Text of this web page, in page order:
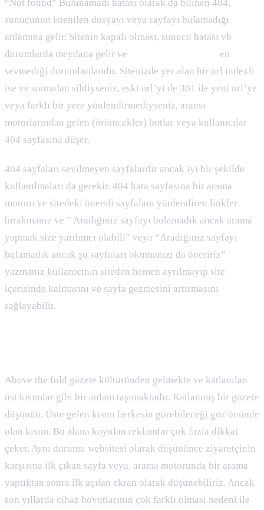
“Not found” Bulunamadı hatası olarak da bilinen 404,
sunucunun istenilen dosyayı veya sayfayı bulamadığı
anlamına gelir. Sitenin kapalı olması, sunucu hatası vb
durumlarda meydana gelir ve
en
sevmediği durumlardandır. Sitenizde yer alan bir url indexli
ise ve sonradan sildiyseniz, eski url’yi de 301 ile yeni url’ye
veya farklı bir yere yönlendirmediyseniz, arama
motorlarından gelen (örümcekler) botlar veya kullanıcılar
404 sayfasına düşer.
404 sayfaları sevilmeyen sayfalardır ancak iyi bir şekilde
kullanılmaları da gerekir. 404 hata sayfasına bir arama
motoru ve sitedeki önemli sayfalara yönlendiren linkler
bırakmanız ve ” Aradığınız sayfayı bulamadık ancak arama
yapmak size yardımcı olabili” veya “Aradığınız sayfayı
bulamadık ancak şu sayfaları okumanızı da öneririz”
yazmanız kullanıcının siteden hemen ayrılmayıp site
içerisinde kalmasını ve sayfa gezmesini artırmasını
sağlayabilir.
Above the fold gazete kültüründen gelmekte ve katlanılan
üst kısımlar gibi bir anlam taşımaktadır. Katlanmış bir gazete
düşünün. Üste gelen kısmı herkesin görebileceği göz önünde
olan kısım. Bu alana koyulan reklamlar çok fazla dikkat
çeker. Aynı durumu websitesi olarak düşününce ziyaretçinin
karşısına ilk çıkan sayfa veya, arama motorunda bir arama
yaptıktan sonra ilk açılan ekran olarak düşünebiliriz. Ancak
son yıllarda cihaz boyutlarının çok farklı olması nedeni ile